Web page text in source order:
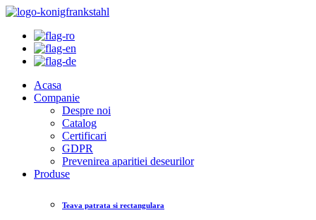
Acasa
Companie
Despre noi
Catalog
Certificari
GDPR
Prevenirea aparitiei deseurilor
Produse
Teava patrata si rectangulara